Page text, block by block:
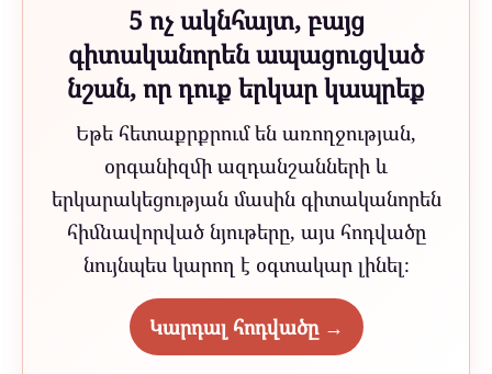
5 ոչ ակնհայտ, բայց
գիտականորեն ապացուցված
նշան, որ դուք երկար կապրեք
Եթե հետաքրքրում են առողջության,
օրգանիզմի ազդանշանների և
երկարակեցության մասին գիտականորեն
հիմնավորված նյութերը, այս հոդվածը
նույնպես կարող է օգտակար լինել։
Կարդալ հոդվածը →